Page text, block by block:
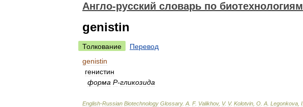
Англо-русский словарь по биотехнологиям
genistin
Толкование
Перевод
genistin
генистин
форма Р-гликозида
English-Russian Biotechnology Glossary. A F. Valikhov, V. V. Kolotvin O A Legonkova I